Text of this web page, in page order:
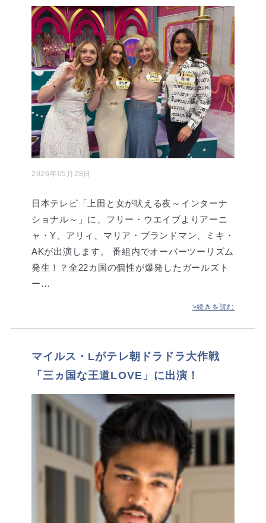
2026年05月28日
日本テレビ「上田と女が吠える夜～インターナ
ショナル～」に、フリー・ウエイブよりアーニ
ャ・Y、アリィ、マリア・ブランドマン、ミキ・
AKが出演します。 番組内でオーバーツーリズム
発生！？全22カ国の個性が爆発したガールズト
ー…
>続きを読む
マイルス・Lがテレ朝ドラドラ大作戦
「三ヵ国な王道LOVE」に出演！